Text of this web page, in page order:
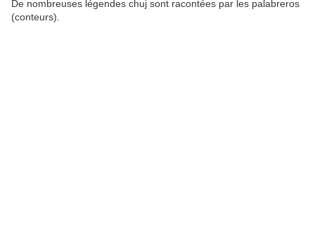
De nombreuses légendes chuj sont racontées par les palabreros
(conteurs).